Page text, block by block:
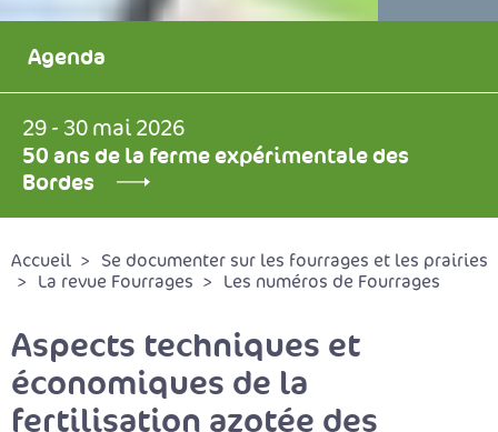
Agenda
29 - 30 mai 2026
50 ans de la ferme expérimentale des
Bordes
Accueil
Se documenter sur les fourrages et les prairies
La revue Fourrages
Les numéros de Fourrages
Aspects techniques et
économiques de la
fertilisation azotée des